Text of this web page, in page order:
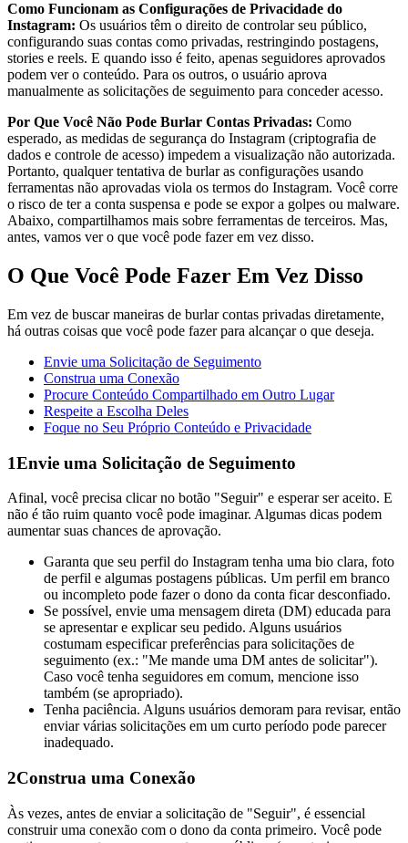
Como Funcionam as Configurações de Privacidade do
Instagram: Os usuários têm o direito de controlar seu público,
configurando suas contas como privadas, restringindo postagens,
stories e reels. E quando isso é feito, apenas seguidores aprovados
podem ver o conteúdo. Para os outros, o usuário aprova
manualmente as solicitações de seguimento para conceder acesso.
Por Que Você Não Pode Burlar Contas Privadas: Como
esperado, as medidas de segurança do Instagram (criptografia de
dados e controle de acesso) impedem a visualização não autorizada.
Portanto, qualquer tentativa de burlar as configurações usando
ferramentas não aprovadas viola os termos do Instagram. Você corre
o risco de ter a conta suspensa e pode se expor a golpes ou malware.
Abaixo, compartilhamos mais sobre ferramentas de terceiros. Mas,
antes, vamos ver o que você pode fazer em vez disso.
O Que Você Pode Fazer Em Vez Disso
Em vez de buscar maneiras de burlar contas privadas diretamente,
há outras coisas que você pode fazer para alcançar o que deseja.
Envie uma Solicitação de Seguimento
Construa uma Conexão
Procure Conteúdo Compartilhado em Outro Lugar
Respeite a Escolha Deles
Foque no Seu Próprio Conteúdo e Privacidade
1Envie uma Solicitação de Seguimento
Afinal, você precisa clicar no botão "Seguir" e esperar ser aceito. E
não é tão ruim quanto você pode imaginar. Algumas dicas podem
aumentar suas chances de aprovação.
Garanta que seu perfil do Instagram tenha uma bio clara, foto
de perfil e algumas postagens públicas. Um perfil em branco
ou incompleto pode fazer o dono da conta ficar desconfiado.
Se possível, envie uma mensagem direta (DM) educada para
se apresentar e explicar seu pedido. Alguns usuários
costumam especificar preferências para solicitações de
seguimento (ex.: "Me mande uma DM antes de solicitar").
Caso você tenha seguidores em comum, mencione isso
também (se apropriado).
Tenha paciência. Alguns usuários demoram para revisar, então
enviar várias solicitações em um curto período pode parecer
inadequado.
2Construa uma Conexão
Às vezes, antes de enviar a solicitação de "Seguir", é essencial
construir uma conexão com o dono da conta primeiro. Você pode